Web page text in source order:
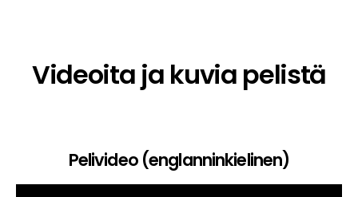
Videoita ja kuvia pelistä
Pelivideo (englanninkielinen)